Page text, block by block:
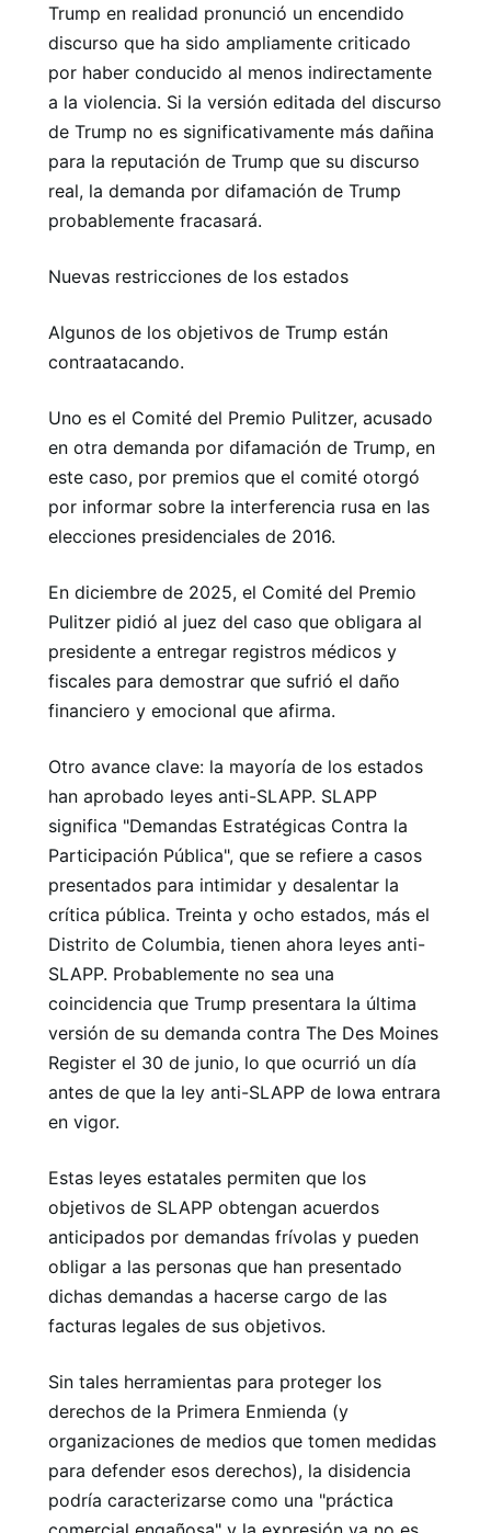
Trump en realidad pronunció un encendido
discurso que ha sido ampliamente criticado
por haber conducido al menos indirectamente
a la violencia. Si la versión editada del discurso
de Trump no es significativamente más dañina
para la reputación de Trump que su discurso
real, la demanda por difamación de Trump
probablemente fracasará.
Nuevas restricciones de los estados
Algunos de los objetivos de Trump están
contraatacando.
Uno es el Comité del Premio Pulitzer, acusado
en otra demanda por difamación de Trump, en
este caso, por premios que el comité otorgó
por informar sobre la interferencia rusa en las
elecciones presidenciales de 2016.
En diciembre de 2025, el Comité del Premio
Pulitzer pidió al juez del caso que obligara al
presidente a entregar registros médicos y
fiscales para demostrar que sufrió el daño
financiero y emocional que afirma.
Otro avance clave: la mayoría de los estados
han aprobado leyes anti-SLAPP. SLAPP
significa "Demandas Estratégicas Contra la
Participación Pública", que se refiere a casos
presentados para intimidar y desalentar la
crítica pública. Treinta y ocho estados, más el
Distrito de Columbia, tienen ahora leyes anti-
SLAPP. Probablemente no sea una
coincidencia que Trump presentara la última
versión de su demanda contra The Des Moines
Register el 30 de junio, lo que ocurrió un día
antes de que la ley anti-SLAPP de Iowa entrara
en vigor.
Estas leyes estatales permiten que los
objetivos de SLAPP obtengan acuerdos
anticipados por demandas frívolas y pueden
obligar a las personas que han presentado
dichas demandas a hacerse cargo de las
facturas legales de sus objetivos.
Sin tales herramientas para proteger los
derechos de la Primera Enmienda (y
organizaciones de medios que tomen medidas
para defender esos derechos), la disidencia
podría caracterizarse como una "práctica